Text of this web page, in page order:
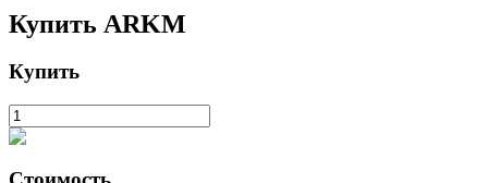
Получите долгосрочную прибыль и гибкие проценты
Купить ARKM
Купить